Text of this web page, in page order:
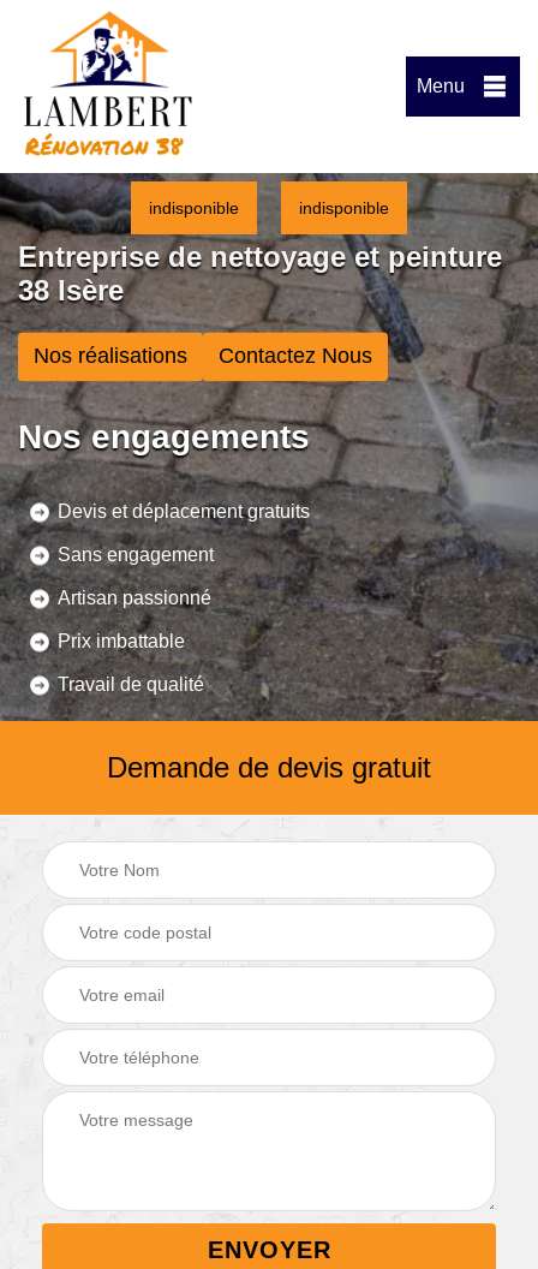
Menu
indisponible indisponible
Entreprise de nettoyage et peinture
38 Isère
Nos réalisations Contactez Nous
Nos engagements
Devis et déplacement gratuits
Sans engagement
Artisan passionné
Prix imbattable
Travail de qualité
Demande de devis gratuit